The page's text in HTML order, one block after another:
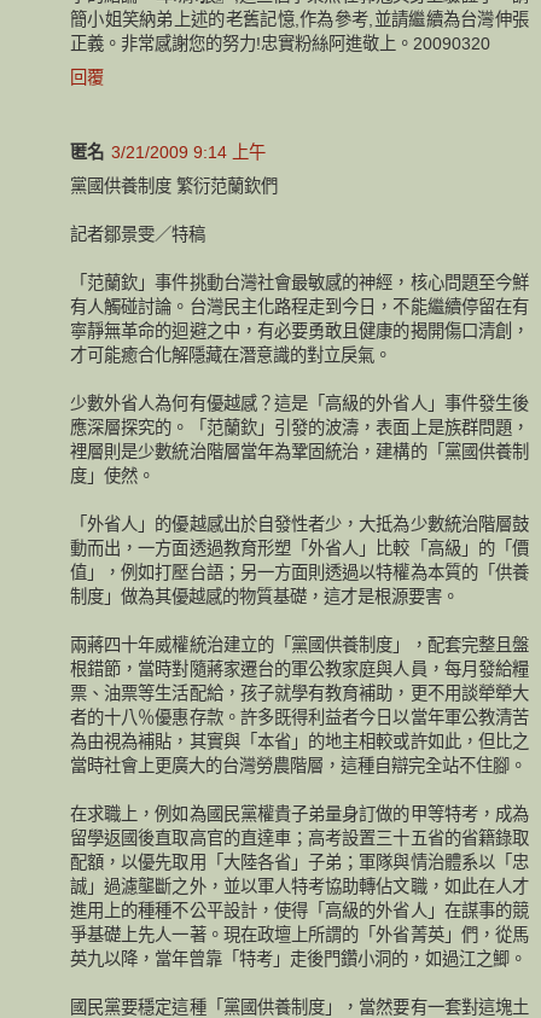
簡小姐笑納弟上述的老舊記憶,作為參考,並請繼續為台灣伸張
正義。非常感謝您的努力!忠實粉絲阿進敬上。20090320
回覆
匿名 3/21/2009 9:14 上午
黨國供養制度 繁衍范蘭欽們
記者鄒景雯／特稿
「范蘭欽」事件挑動台灣社會最敏感的神經，核心問題至今鮮
有人觸碰討論。台灣民主化路程走到今日，不能繼續停留在有
寧靜無革命的迴避之中，有必要勇敢且健康的揭開傷口清創，
才可能癒合化解隱藏在潛意識的對立戾氣。
少數外省人為何有優越感？這是「高級的外省人」事件發生後
應深層探究的。「范蘭欽」引發的波濤，表面上是族群問題，
裡層則是少數統治階層當年為鞏固統治，建構的「黨國供養制
度」使然。
「外省人」的優越感出於自發性者少，大抵為少數統治階層鼓
動而出，一方面透過教育形塑「外省人」比較「高級」的「價
值」，例如打壓台語；另一方面則透過以特權為本質的「供養
制度」做為其優越感的物質基礎，這才是根源要害。
兩蔣四十年威權統治建立的「黨國供養制度」，配套完整且盤
根錯節，當時對隨蔣家遷台的軍公教家庭與人員，每月發給糧
票、油票等生活配給，孩子就學有教育補助，更不用談犖犖大
者的十八％優惠存款。許多既得利益者今日以當年軍公教清苦
為由視為補貼，其實與「本省」的地主相較或許如此，但比之
當時社會上更廣大的台灣勞農階層，這種自辯完全站不住腳。
在求職上，例如為國民黨權貴子弟量身訂做的甲等特考，成為
留學返國後直取高官的直達車；高考設置三十五省的省籍錄取
配額，以優先取用「大陸各省」子弟；軍隊與情治體系以「忠
誠」過濾壟斷之外，並以軍人特考協助轉佔文職，如此在人才
進用上的種種不公平設計，使得「高級的外省人」在謀事的競
爭基礎上先人一著。現在政壇上所謂的「外省菁英」們，從馬
英九以降，當年曾靠「特考」走後門鑽小洞的，如過江之鯽。
國民黨要穩定這種「黨國供養制度」，當然要有一套對這塊土